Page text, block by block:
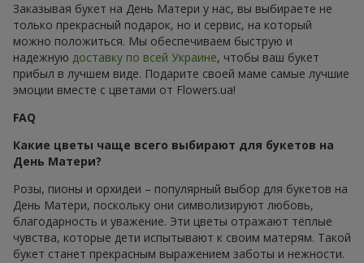
Заказывая букет на День Матери у нас, вы выбираете не
только прекрасный подарок, но и сервис, на который
можно положиться. Мы обеспечиваем быструю и
надежную доставку по всей Украине, чтобы ваш букет
прибыл в лучшем виде. Подарите своей маме самые лучшие
эмоции вместе с цветами от Flowers.ua!
FAQ
Какие цветы чаще всего выбирают для букетов на
День Матери?
Розы, пионы и орхидеи – популярный выбор для букетов на
День Матери, поскольку они символизируют любовь,
благодарность и уважение. Эти цветы отражают тёплые
чувства, которые дети испытывают к своим матерям. Такой
букет станет прекрасным выражением заботы и нежности.